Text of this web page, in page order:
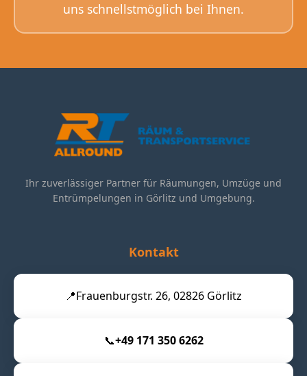
uns schnellstmöglich bei Ihnen.
Ihr zuverlässiger Partner für Räumungen, Umzüge und
Entrümpelungen in Görlitz und Umgebung.
Kontakt
📍Frauenburgstr. 26, 02826 Görlitz
📞+49 171 350 6262